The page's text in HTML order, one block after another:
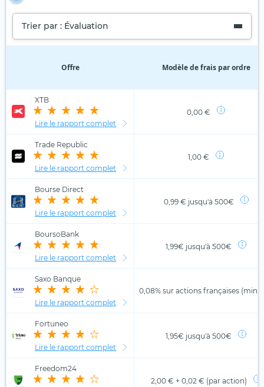
Trier par : Évaluation
Offre Modèle de frais par ordre
XTB
Lire le rapport complet
0,00 €
Trade Republic
Lire le rapport complet
1,00 €
Bourse Direct
Lire le rapport complet
0,99 € jusqu'à 500€
BoursoBank
Lire le rapport complet
1,99€ jusqu'à 500€
Saxo Banque
Lire le rapport complet
0,08% sur actions françaises (min.
Fortuneo
Lire le rapport complet
1,95€ jusqu'à 500€
Freedom24
2,00 € + 0,02 € (par action)